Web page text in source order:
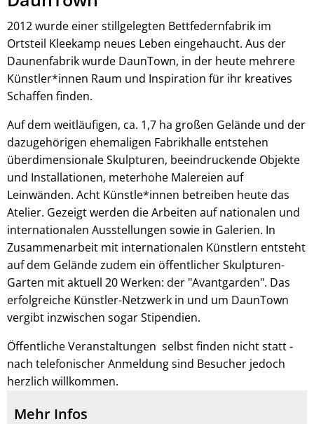
2012 wurde einer stillgelegten Bettfedernfabrik im
Ortsteil Kleekamp neues Leben eingehaucht. Aus der
Daunenfabrik wurde DaunTown, in der heute mehrere
Künstler*innen Raum und Inspiration für ihr kreatives
Schaffen finden.
Auf dem weitläufigen, ca. 1,7 ha großen Gelände und der
dazugehörigen ehemaligen Fabrikhalle entstehen
überdimensionale Skulpturen, beeindruckende Objekte
und Installationen, meterhohe Malereien auf
Leinwänden. Acht Künstle*innen betreiben heute das
Atelier. Gezeigt werden die Arbeiten auf nationalen und
internationalen Ausstellungen sowie in Galerien. In
Zusammenarbeit mit internationalen Künstlern entsteht
auf dem Gelände zudem ein öffentlicher Skulpturen-
Garten mit aktuell 20 Werken: der "Avantgarden". Das
erfolgreiche Künstler-Netzwerk in und um DaunTown
vergibt inzwischen sogar Stipendien.
Öffentliche Veranstaltungen selbst finden nicht statt -
nach telefonischer Anmeldung sind Besucher jedoch
herzlich willkommen.
Mehr Infos